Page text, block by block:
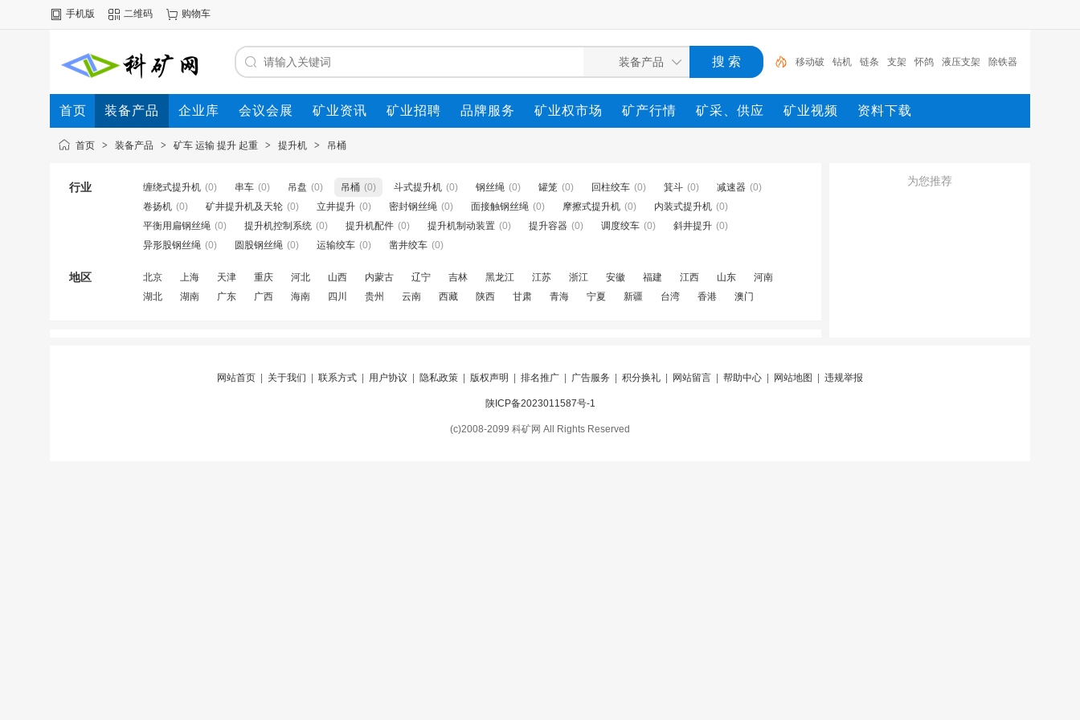
手机版 二维码 购物车
移动破 钻机 链条 支架 怀鸽 液压支架 除铁器
锚杆 电机 矿 移动破
首页 装备产品 企业库 会议会展 矿业资讯 矿业招聘 品牌服务 矿业权市场 矿产行情 矿采、供应 矿业视频 资料下载
首页 > 装备产品 > 矿车 运输 提升 起重 > 提升机 > 吊桶
行业 缠绕式提升机 (0) 串车 (0) 吊盘 (0) 吊桶 (0) 斗式提升机 (0) 钢丝绳 (0) 罐笼 (0) 回柱绞车 (0) 箕斗 (0) 减速器 (0)
卷扬机 (0) 矿井提升机及天轮 (0) 立井提升 (0) 密封钢丝绳 (0) 面接触钢丝绳 (0) 摩擦式提升机 (0) 内装式提升机 (0)
平衡用扁钢丝绳 (0) 提升机控制系统 (0) 提升机配件 (0) 提升机制动装置 (0) 提升容器 (0) 调度绞车 (0) 斜井提升 (0)
异形股钢丝绳 (0) 圆股钢丝绳 (0) 运输绞车 (0) 凿井绞车 (0)
地区 北京 上海 天津 重庆 河北 山西 内蒙古 辽宁 吉林 黑龙江 江苏 浙江 安徽 福建 江西 山东
河南
湖北
湖南 广东 广西 海南 四川 贵州 云南 西藏 陕西 甘肃 青海 宁夏 新疆 台湾 香港 澳门
为您推荐
网站首页 关于我们 联系方式 用户协议 隐私政策 版权声明 排名推广 广告服务 积分换礼 网站留言 帮助中心 网站地图 违规举报
陕ICP备2023011587号-1
(c)2008-2099 科矿网 All Rights Reserved